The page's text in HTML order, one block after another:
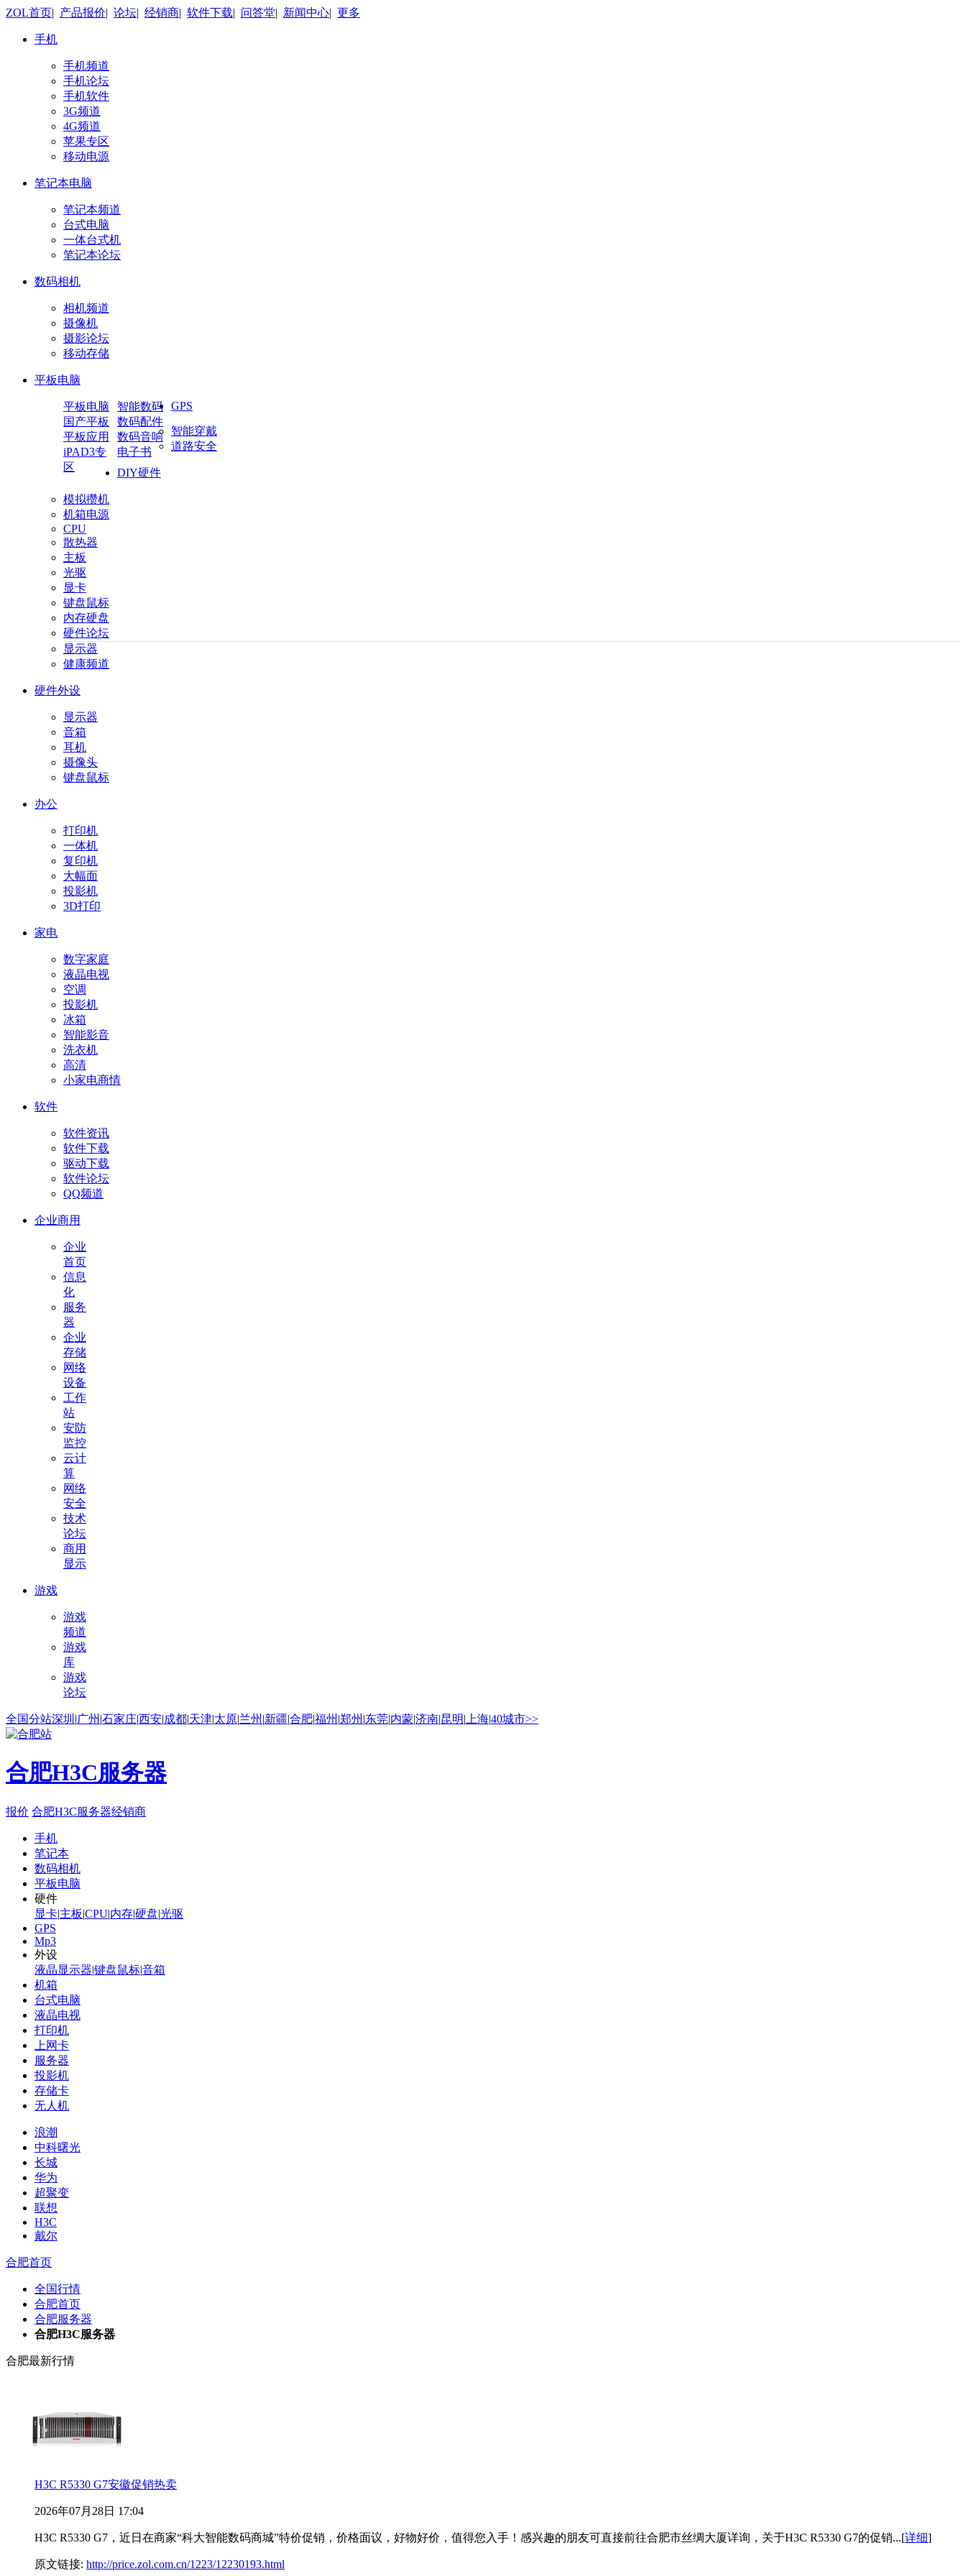
ZOL首页| 产品报价| 论坛| 经销商| 软件下载| 问答堂| 新闻中心| 更多
手机
手机频道
手机论坛
手机软件
3G频道
4G频道
苹果专区
移动电源
笔记本电脑
笔记本频道
台式电脑
一体台式机
笔记本论坛
数码相机
相机频道
摄像机
摄影论坛
移动存储
平板电脑
平板电脑
智能数码
国产平板
数码配件
平板应用
数码音响
iPAD3专
区
电子书
GPS
智能穿戴
道路安全
DIY硬件
模拟攒机
机箱电源
CPU
散热器
主板
光驱
显卡
键盘鼠标
内存硬盘
硬件论坛
显示器
健康频道
硬件外设
显示器
音箱
耳机
摄像头
键盘鼠标
办公
打印机
一体机
复印机
大幅面
投影机
3D打印
家电
数字家庭
液晶电视
空调
投影机
冰箱
智能影音
洗衣机
高清
小家电商情
软件
软件资讯
软件下载
驱动下载
软件论坛
QQ频道
企业商用
企业
首页
信息
化
服务
器
企业
存储
网络
设备
工作
站
安防
监控
云计
算
网络
安全
技术
论坛
商用
显示
游戏
游戏
频道
游戏
库
游戏
论坛
全国分站深圳 |广州 |石家庄|西安|成都|天津|太原|兰州 |新疆|合肥|福州 |郑州 |东莞|内蒙|济南|昆明| 上海|40城市>>
合肥H3C服务器
报价 合肥H3C服务器经销商
手机
笔记本
数码相机
平板电脑
硬件
显卡|主板|CPU|内存|硬盘|光驱
GPS
Mp3
外设
液晶显示器|键盘鼠标|音箱
机箱
台式电脑
液晶电视
打印机
上网卡
服务器
投影机
存储卡
无人机
浪潮
中科曙光
长城
华为
超聚变
联想
H3C
戴尔
合肥首页
全国行情
合肥首页
合肥服务器
合肥H3C服务器
合肥最新行情
H3C R5330 G7安徽促销热卖
2026年07月28日 17:04
H3C R5330 G7，近日在商家“科大智能数码商城”特价促销，价格面议，好物好价，值得您入手！感兴趣的朋友可直接前往合肥市丝绸大厦详询，关于H3C R5330 G7的促销...[详细]
原文链接: http://price.zol.com.cn/1223/12230193.html